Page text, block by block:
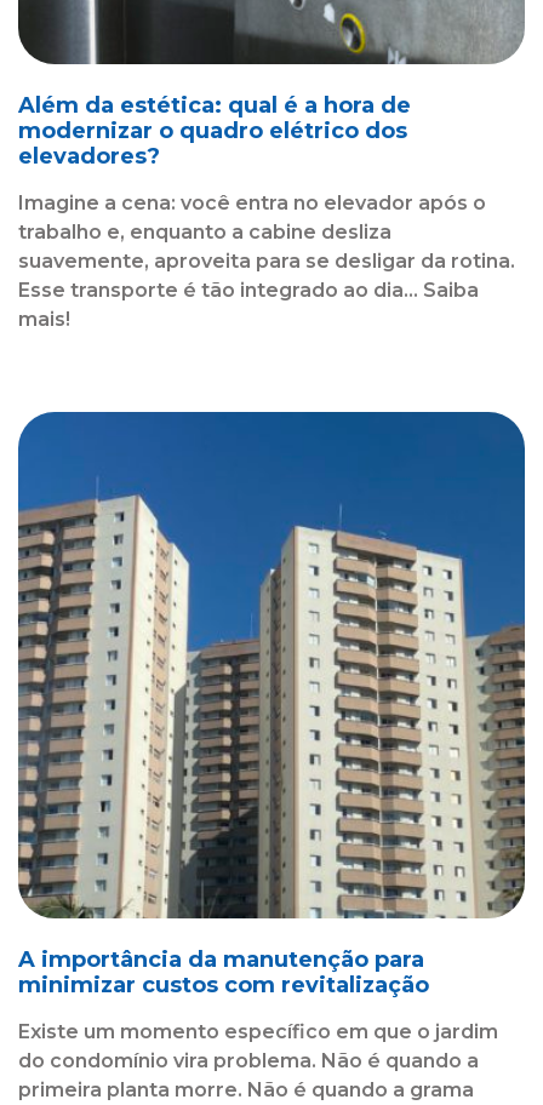
Além da estética: qual é a hora de
modernizar o quadro elétrico dos
elevadores?
Imagine a cena: você entra no elevador após o
trabalho e, enquanto a cabine desliza
suavemente, aproveita para se desligar da rotina.
Esse transporte é tão integrado ao dia... Saiba
mais!
A importância da manutenção para
minimizar custos com revitalização
Existe um momento específico em que o jardim
do condomínio vira problema. Não é quando a
primeira planta morre. Não é quando a grama